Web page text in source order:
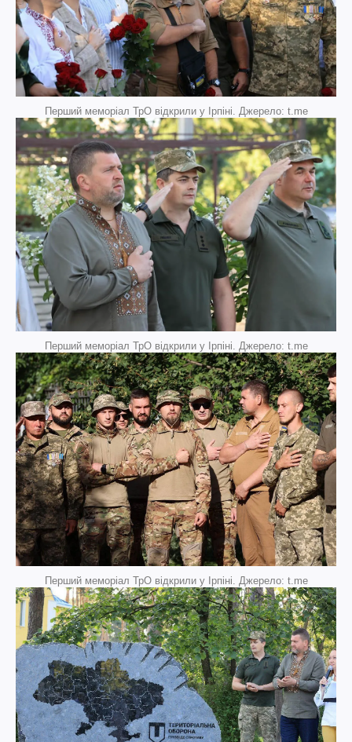
Перший меморіал ТрО відкрили у Ірпіні. Джерело: t.me
Перший меморіал ТрО відкрили у Ірпіні. Джерело: t.me
Перший меморіал ТрО відкрили у Ірпіні. Джерело: t.me